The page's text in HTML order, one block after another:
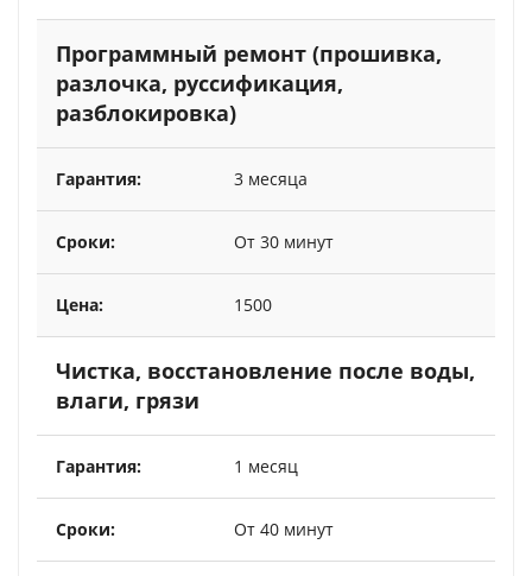
Программный ремонт (прошивка,
разлочка, руссификация,
разблокировка)
3 месяца
От 30 минут
1500
Чистка, восстановление после воды,
влаги, грязи
1 месяц
От 40 минут